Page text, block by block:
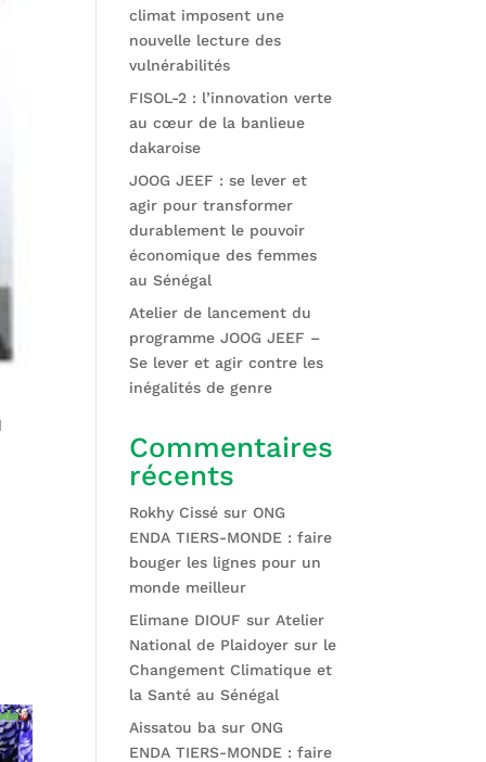
climat imposent une
nouvelle lecture des
vulnérabilités
FISOL-2 : l’innovation verte
au cœur de la banlieue
dakaroise
JOOG JEEF : se lever et
agir pour transformer
durablement le pouvoir
économique des femmes
au Sénégal
Atelier de lancement du
programme JOOG JEEF –
Se lever et agir contre les
inégalités de genre
Commentaires
récents
Rokhy Cissé sur ONG
ENDA TIERS-MONDE : faire
bouger les lignes pour un
monde meilleur
Elimane DIOUF surAtelier
National de Plaidoyer sur le
Changement Climatique et
la Santé au Sénégal
Aissatou ba sur ONG
ENDA TIERS-MONDE : faire